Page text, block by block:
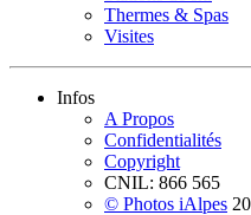
Thermes & Spas
Visites
Infos
A Propos
Confidentialités
Copyright
CNIL: 866 565
© Photos iAlpes